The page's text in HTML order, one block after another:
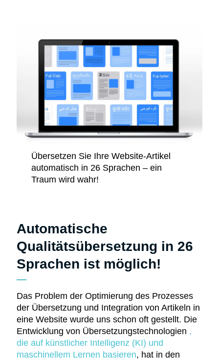
Übersetzen Sie Ihre Website-Artikel
automatisch in 26 Sprachen – ein
Traum wird wahr!
Automatische
Qualitätsübersetzung in 26
Sprachen ist möglich!
Das Problem der Optimierung des Prozesses
der Übersetzung und Integration von Artikeln in
eine Website wurde uns schon oft gestellt. Die
Entwicklung von Übersetzungstechnologien ,
die auf künstlicher Intelligenz (KI) und
maschinellem Lernen basieren, hat in den